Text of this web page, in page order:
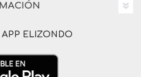
APP ELIZONDO